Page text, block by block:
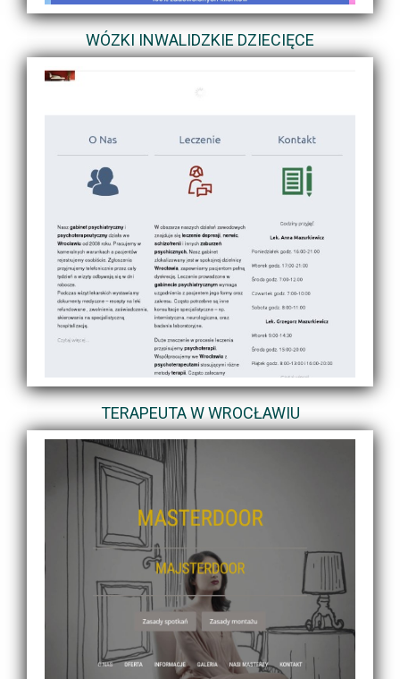
WÓZKI INWALIDZKIE DZIECIĘCE
TERAPEUTA W WROCŁAWIU